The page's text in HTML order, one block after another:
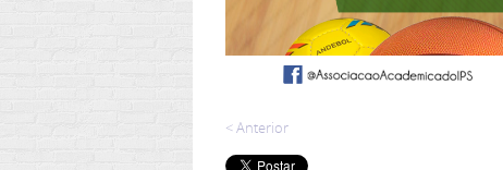
< Anterior